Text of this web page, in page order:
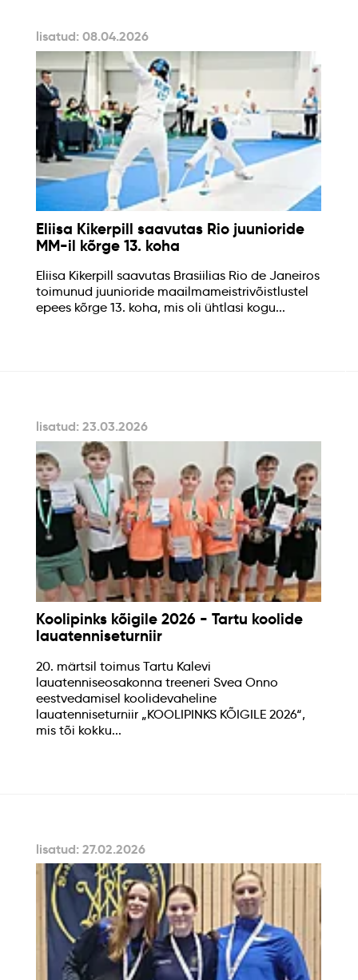
lisatud: 08.04.2026
Eliisa Kikerpill saavutas Rio juunioride
MM-il kõrge 13. koha
Eliisa Kikerpill saavutas Brasiilias Rio de Janeiros
toimunud juunioride maailmameistrivõistlustel
epees kõrge 13. koha, mis oli ühtlasi kogu...
lisatud: 23.03.2026
Koolipinks kõigile 2026 - Tartu koolide
lauatenniseturniir
20. märtsil toimus Tartu Kalevi
lauatenniseosakonna treeneri Svea Onno
eestvedamisel koolidevaheline
lauatenniseturniir „KOOLIPINKS KÕIGILE 2026“,
mis tõi kokku...
lisatud: 27.02.2026